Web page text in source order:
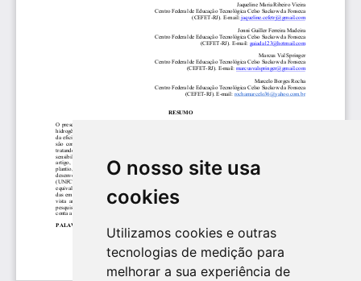
O nosso site usa
cookies
Utilizamos cookies e outras
tecnologias de medição para
melhorar a sua experiência de